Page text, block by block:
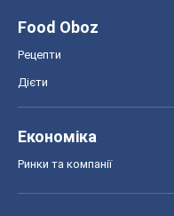
Food Oboz
Рецепти
Дієти
Економіка
Ринки та компанії